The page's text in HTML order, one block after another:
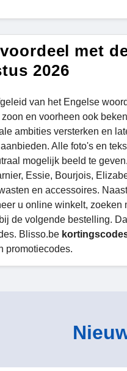
met
2026
van het Engelse
zoon en voorheen ook
ambities versterken en
Alle foto's en
mogelijk beeld te
Essie, Bourjois,
en accessoires.
u online winkelt,
de volgende bestelling.
Blisso.be
promotiecodes.